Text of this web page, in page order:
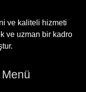
ve kaliteli hizmeti
ve uzman bir kadro
Menü